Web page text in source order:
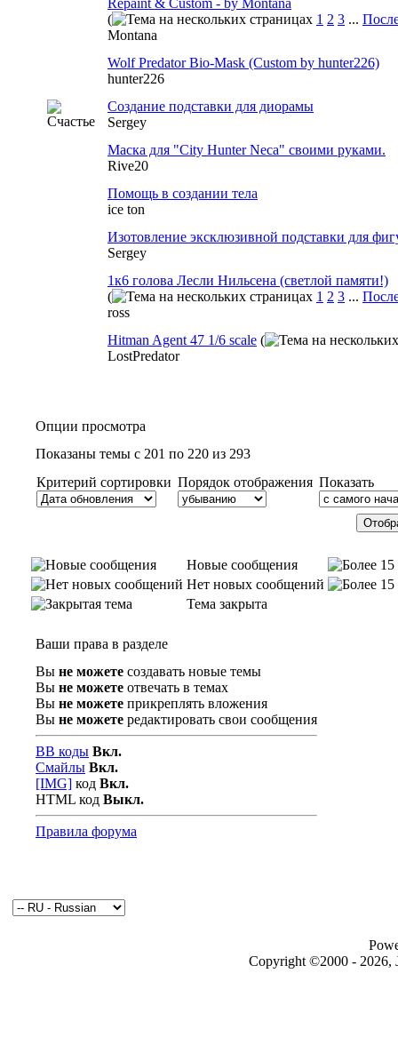
Repaint & Custom - by Montana
(
1 2 3 ...
Montana
Wolf Predator Bio-Mask (Custom by hunter226)
hunter226
Создание подставки для диорамы
Sergey
Маска для "City Hunter Neca" своими руками.
Rive20
Помощь в создании тела
ice ton
Изотовление эксклюзивной подставки для
Sergey
1к6 голова Лесли Нильсена (светлой памяти!)
(
1 2 3 ...
ross
Hitman Agent 47 1/6 scale (
LostPredator
Опции просмотра
Показаны темы с 201 по 220 из 293
Критерий сортировки Порядок отображения Показать
Новые сообщения
Нет новых сообщений
Тема закрыта
Ваши права в разделе
Вы не можете создавать новые темы
Вы не можете отвечать в темах
Вы не можете прикреплять вложения
Вы не можете редактировать свои сообщения
BB коды Вкл.
Смайлы Вкл.
[IMG] код Вкл.
HTML код Выкл.
Правила форума
Copyright ©2000 - 2026,